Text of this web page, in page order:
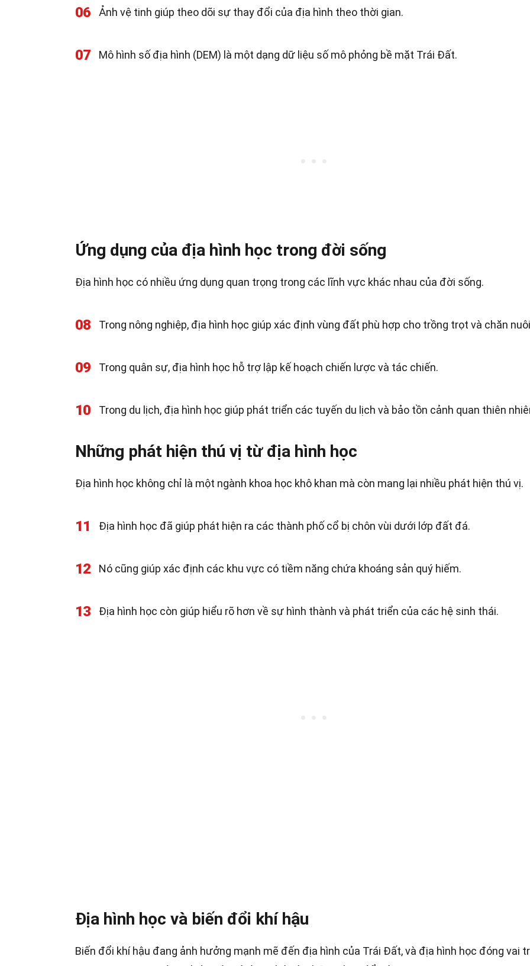
06 Ảnh vệ tinh giúp theo dõi sự thay đổi của địa hình theo thời gian.
07 Mô hình số địa hình (DEM) là một dạng dữ liệu số mô phỏng bề mặt Trái Đất.
Ứng dụng của địa hình học trong đời sống
Địa hình học có nhiều ứng dụng quan trọng trong các lĩnh vực khác nhau của đời sống.
08 Trong nông nghiệp, địa hình học giúp xác định vùng đất phù hợp cho trồng trọt và chăn
09 Trong quân sự, địa hình học hỗ trợ lập kế hoạch chiến lược và tác chiến.
10 Trong du lịch, địa hình học giúp phát triển các tuyến du lịch và bảo tồn cảnh quan thiên
Những phát hiện thú vị từ địa hình học
Địa hình học không chỉ là một ngành khoa học khô khan mà còn mang lại nhiều phát hiện thú vị.
11 Địa hình học đã giúp phát hiện ra các thành phố cổ bị chôn vùi dưới lớp đất đá.
12 Nó cũng giúp xác định các khu vực có tiềm năng chứa khoáng sản quý hiếm.
13 Địa hình học còn giúp hiểu rõ hơn về sự hình thành và phát triển của các hệ sinh thái.
Địa hình học và biến đổi khí hậu
Biến đổi khí hậu đang ảnh hưởng mạnh mẽ đến địa hình của Trái Đất, và địa hình học đóng vai